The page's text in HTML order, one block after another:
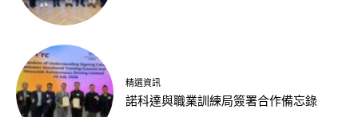
精選資訊
諾科達與職業訓練局簽署合作備忘錄